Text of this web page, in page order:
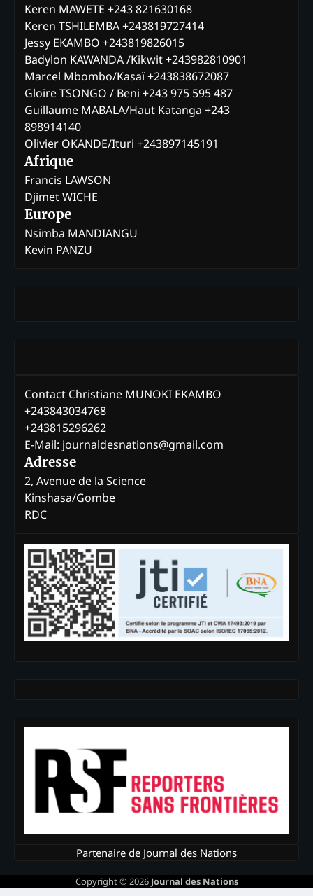
Keren MAWETE +243 821630168
Keren TSHILEMBA +243819727414
Jessy EKAMBO +243819826015
Badylon KAWANDA /Kikwit +243982810901
Marcel Mbombo/Kasaï +243838672087
Gloire TSONGO / Beni +243 975 595 487
Guillaume MABALA/Haut Katanga +243
898914140
Olivier OKANDE/Ituri +243897145191
Afrique
Francis LAWSON
Djimet WICHE
Europe
Nsimba MANDIANGU
Kevin PANZU
Contact Christiane MUNOKI EKAMBO
+243843034768
+243815296262
E-Mail: journaldesnations@gmail.com
Adresse
2, Avenue de la Science
Kinshasa/Gombe
RDC
Partenaire de Journal des Nations
Copyright © 2026 Journal des Nations